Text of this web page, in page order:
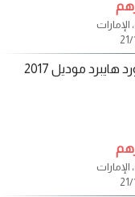
، الإمارات
هوندا أكورد هايبرد موديل 2017
، الإمارات